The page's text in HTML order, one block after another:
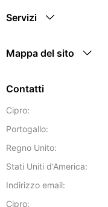
Servizi
Mappa del sito
Contatti
Cipro:
Portogallo:
Regno Unito:
Stati Uniti d'America:
Indirizzo email:
Cipro: